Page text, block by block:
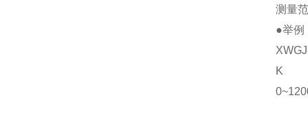
测量
●举例
K